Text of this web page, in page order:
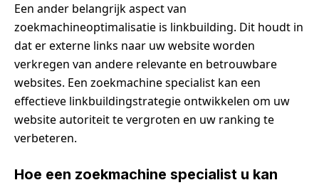
Een ander belangrijk aspect van
zoekmachineoptimalisatie is linkbuilding. Dit houdt in
dat er externe links naar uw website worden
verkregen van andere relevante en betrouwbare
websites. Een zoekmachine specialist kan een
effectieve linkbuildingstrategie ontwikkelen om uw
website autoriteit te vergroten en uw ranking te
verbeteren.
Hoe een zoekmachine specialist u kan